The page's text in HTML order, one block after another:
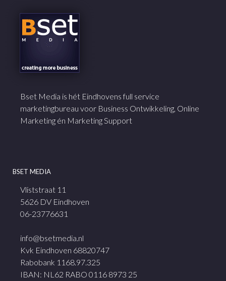
Bset Media is hét Eindhovens full service
marketingbureau voor Business Ontwikkeling, Online
Marketing én Marketing Support
BSET MEDIA
Vliststraat 11
5626 DV Eindhoven
06-23776631
info@bsetmedia.nl
Kvk Eindhoven 68820747
Rabobank 1168.97.325
IBAN: NL62 RABO 0116 8973 25